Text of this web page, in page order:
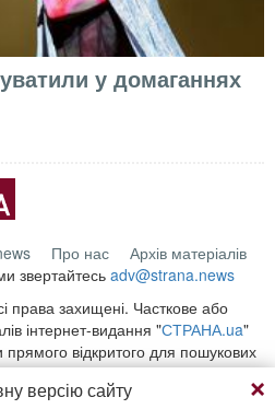
у домаганнях
Про нас
Архів матеріалів
звертайтесь adv@strana.news
права захищені. Часткове або
інтернет-видання "СТРАНА.ua"
відкритого для пошукових
адресу матеріалу на
версію сайту